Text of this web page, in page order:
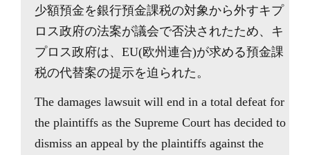
少額預金を銀行預金課税の対象から外すキプ
ロス政府の法案が議会で否決されたため、キ
プロス政府は、EU(欧州連合)が求める預金課
税の代替案の提示を迫られた。
The damages lawsuit will end in a total defeat for
the plaintiffs as the Supreme Court has decided to
dismiss an appeal by the plaintiffs against the